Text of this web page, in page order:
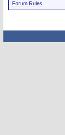
Forum Rules